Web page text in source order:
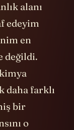
alanı
edeyim
en
değildi.
daha farklı
bir
o